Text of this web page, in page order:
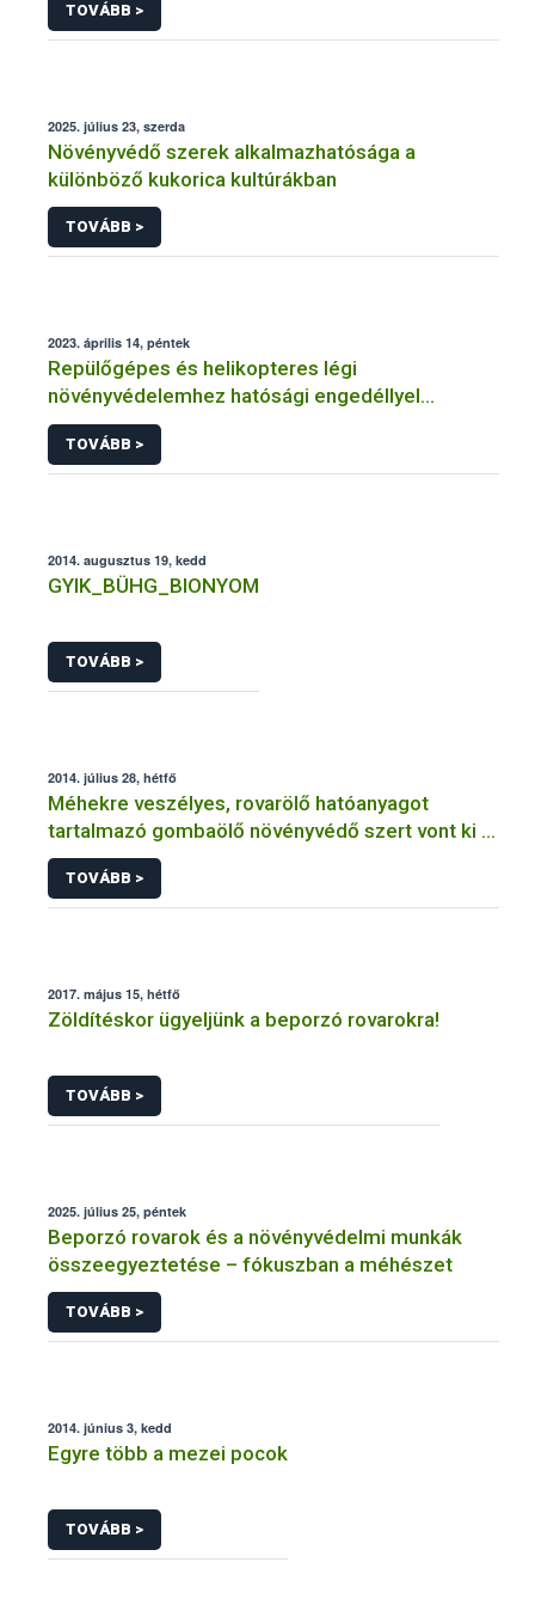
TOVÁBB >
2025. július 23, szerda
Növényvédő szerek alkalmazhatósága a
különböző kukorica kultúrákban
TOVÁBB >
2023. április 14, péntek
Repülőgépes és helikopteres légi
növényvédelemhez hatósági engedéllyel
rendelkező szervezetek
TOVÁBB >
2014. augusztus 19, kedd
GYIK_BÜHG_BIONYOM
TOVÁBB >
2014. július 28, hétfő
Méhekre veszélyes, rovarölő hatóanyagot
tartalmazó gombaölő növényvédő szert vont ki a
forgalomból a NÉBIH
TOVÁBB >
2017. május 15, hétfő
Zöldítéskor ügyeljünk a beporzó rovarokra!
TOVÁBB >
2025. július 25, péntek
Beporzó rovarok és a növényvédelmi munkák
összeegyeztetése – fókuszban a méhészet
TOVÁBB >
2014. június 3, kedd
Egyre több a mezei pocok
TOVÁBB >